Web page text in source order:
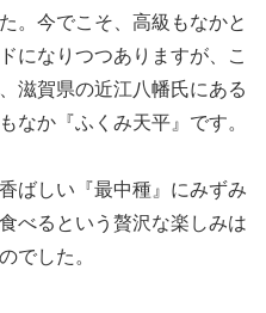
。今でこそ、高級もなかと
になりつつありますが、こ
滋賀県の近江八幡氏にある
なか『ふくみ天平』です。
ばしい『最中種』にみずみ
べるという贅沢な楽しみは
でした。